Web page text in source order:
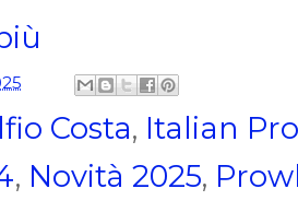
Costa, Italian
, Novità 2025,